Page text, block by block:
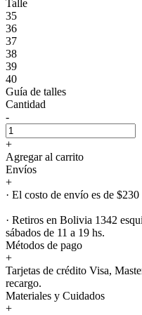
Talle
35
36
37
38
39
40
Guía de talles
Cantidad
-
+
Agregar al carrito
Envíos
+
· El costo de envío es de
· Retiros en Bolivia 1342
sábados de 11 a 19 hs.
Métodos de pago
+
Tarjetas de crédito Visa,
recargo.
Materiales y Cuidados
+